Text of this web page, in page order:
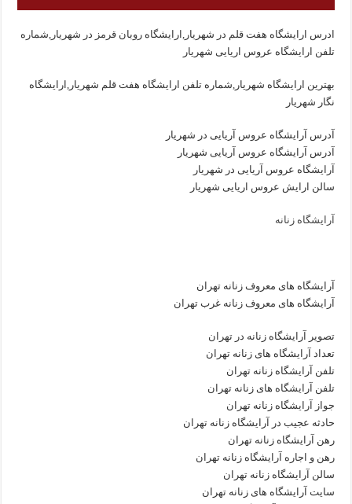
ادرس ارایشگاه هفت قلم در شهریار,ارایشگاه روبان قرمز در شهریار,شماره
تلفن ارایشگاه عروس اریایی شهریار
بهترین ارایشگاه شهریار,شماره تلفن ارایشگاه هفت قلم شهریار,ارایشگاه
نگار شهریار
آدرس آرایشگاه عروس آریایی در شهریار
آدرس آرایشگاه عروس آریایی شهریار
آرایشگاه عروس آریایی در شهریار
سالن ارایش عروس اریایی شهریار
آرایشگاه زنانه
آرایشگاه های معروف زنانه تهران
آرایشگاه های معروف زنانه غرب تهران
تصویر آرایشگاه زنانه در تهران
تعداد آرایشگاه های زنانه تهران
تلفن آرایشگاه زنانه تهران
تلفن آرایشگاه های زنانه تهران
جواز آرایشگاه زنانه تهران
حادثه عجیب در آرایشگاه زنانه تهران
رهن آرایشگاه زنانه تهران
رهن و اجاره آرایشگاه زنانه تهران
سالن آرایشگاه زنانه تهران
سایت آرایشگاه های زنانه تهران